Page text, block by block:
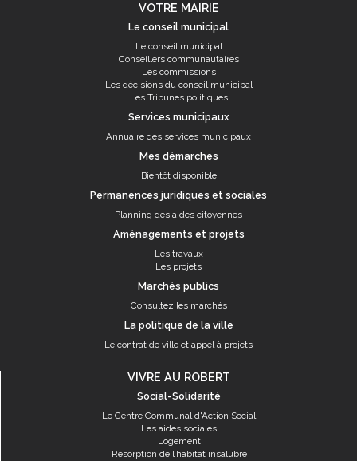
VOTRE MAIRIE
Le conseil municipal
Le conseil municipal
Conseillers communautaires
Les commissions
Les décisions du conseil municipal
Les Tribunes politiques
Services municipaux
Annuaire des services municipaux
Mes démarches
Bientôt disponible
Permanences juridiques et sociales
Planning des aides citoyennes
Aménagements et projets
Les travaux
Les projets
Marchés publics
Consultez les marchés
La politique de la ville
Le contrat de ville et appel à projets
VIVRE AU ROBERT
Social-Solidarité
Le Centre Communal d'Action Social
Les aides sociales
Logement
Résorption de l’habitat insalubre